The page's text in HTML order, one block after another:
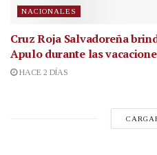
NACIONALES
Cruz Roja Salvadoreña
Apulo durante las
HACE 2 DÍAS